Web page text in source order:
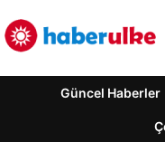
Güncel Haberler